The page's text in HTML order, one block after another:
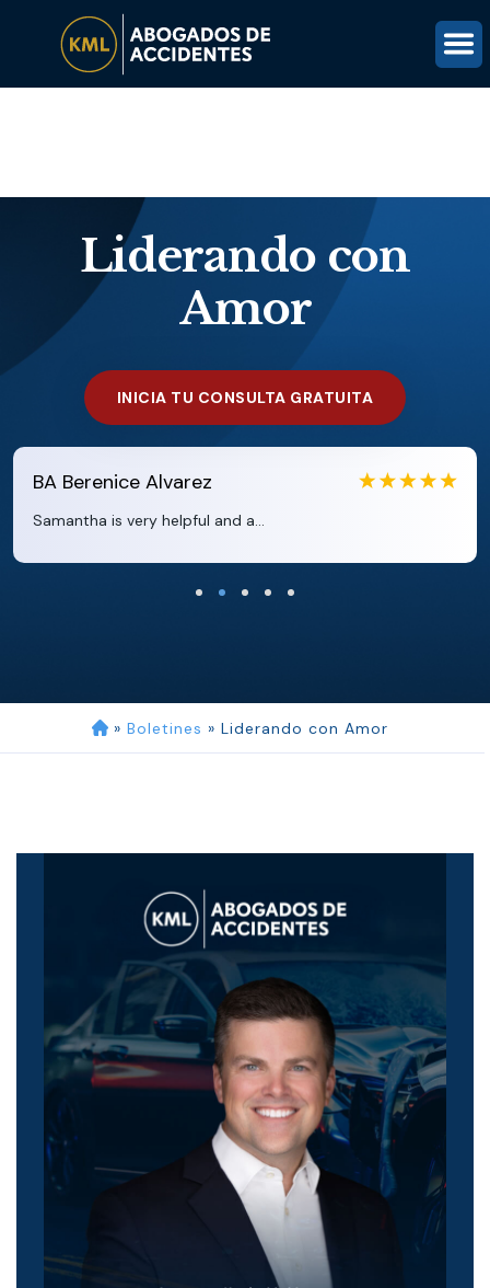
OBTÉN UNA REVISIÓN GRATUITA DEL CASO
Liderando con
Amor
INICIA TU CONSULTA GRATUITA
BA Berenice Alvarez
Samantha is very helpful and a...
» Boletines » Liderando con Amor